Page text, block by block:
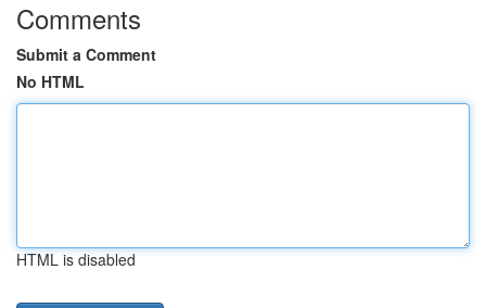
Comments
Submit a Comment
No HTML
HTML is disabled